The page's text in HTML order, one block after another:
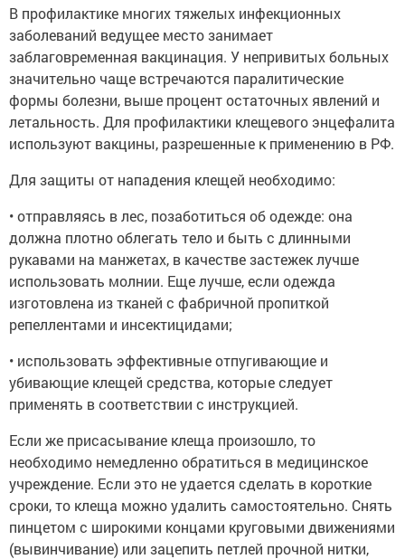
В профилактике многих тяжелых инфекционных
заболеваний ведущее место занимает
заблаговременная вакцинация. У непривитых больных
значительно чаще встречаются паралитические
формы болезни, выше процент остаточных явлений и
летальность. Для профилактики клещевого энцефалита
используют вакцины, разрешенные к применению в РФ.
Для защиты от нападения клещей необходимо:
• отправляясь в лес, позаботиться об одежде: она
должна плотно облегать тело и быть с длинными
рукавами на манжетах, в качестве застежек лучше
использовать молнии. Еще лучше, если одежда
изготовлена из тканей с фабричной пропиткой
репеллентами и инсектицидами;
• использовать эффективные отпугивающие и
убивающие клещей средства, которые следует
применять в соответствии с инструкцией.
Если же присасывание клеща произошло, то
необходимо немедленно обратиться в медицинское
учреждение. Если это не удается сделать в короткие
сроки, то клеща можно удалить самостоятельно. Снять
пинцетом с широкими концами круговыми движениями
(вывинчивание) или зацепить петлей прочной нитки,